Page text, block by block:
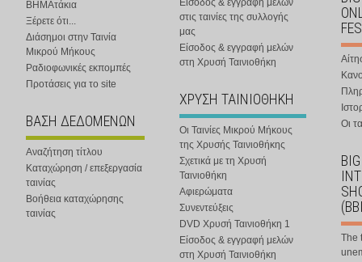
ΒΗΜΑτάκια
Ξέρετε ότι...
Διάσημοι στην Ταινία
Μικρού Μήκους
Ραδιοφωνικές εκπομπές
Προτάσεις για το site
ΒΑΣΗ ΔΕΔΟΜΕΝΩΝ
Αναζήτηση τίτλου
Καταχώρηση / επεξεργασία
ταινίας
Βοήθεια καταχώρησης
ταινίας
Είσοδος & εγγραφή μελών
στις ταινίες της συλλογής
μας
Είσοδος & εγγραφή μελών
στη Χρυσή Ταινιοθήκη
ΧΡΥΣΗ ΤΑΙΝΙΟΘΗΚΗ
Οι Ταινίες Μικρού Μήκους
της Χρυσής Ταινιοθήκης
Σχετικά με τη Χρυσή
Ταινιοθήκη
Αφιερώματα
Συνεντεύξεις
DVD Χρυσή Ταινιοθήκη 1
Είσοδος & εγγραφή μελών
στη Χρυσή Ταινιοθήκη
Οι
The